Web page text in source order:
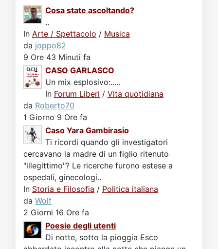
Cosa state ascoltando?
..
In Arte / Spettacolo / Musica
da joppo82
9 Ore 43 Minuti fa
CASO GARLASCO
Un mix esplosivo:.....
In Forum Liberi / Vita quotidiana
da Roberto70
1 Giorno 9 Ore fa
Caso Yara Gambirasio
Ti ricordi quando gli investigatori
cercavano la madre di un figlio ritenuto
"illegittimo"? Le ricerche furono estese a
ospedali, ginecologi..
In Storia e Filosofia / Politica italiana
da Wolf
2 Giorni 16 Ore fa
Poesie degli utenti
Di notte, sotto la pioggia Esco